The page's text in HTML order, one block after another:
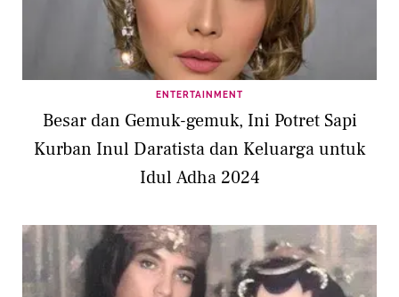
ENTERTAINMENT
Besar dan Gemuk-gemuk, Ini Potret Sapi
Kurban Inul Daratista dan Keluarga untuk
Idul Adha 2024